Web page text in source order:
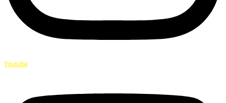
Youtube